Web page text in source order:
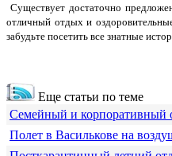
Существует достаточно
отличный отдых и
забудьте посетить все знатные
Еще статьи по теме
Семейный и корпоративный
Полет в Василькове на